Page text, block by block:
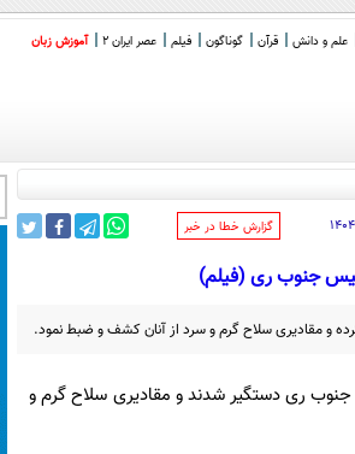
علم و دانش قرآن گوناگون فیلم عصر ایران 2 آموزش زبان
‌گزارش خطا در خبر
جنوب ری دستگیر شدند و مقادیری سلاح گرم و